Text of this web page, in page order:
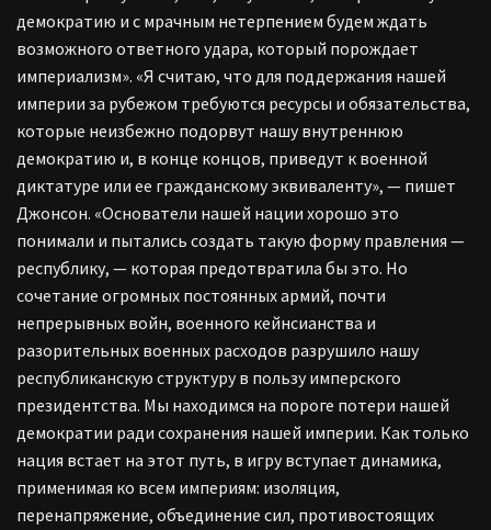
демократию и с мрачным нетерпением будем ждать
возможного ответного удара, который порождает
империализм». «Я считаю, что для поддержания нашей
империи за рубежом требуются ресурсы и обязательства,
которые неизбежно подорвут нашу внутреннюю
демократию и, в конце концов, приведут к военной
диктатуре или ее гражданскому эквиваленту», — пишет
Джонсон. «Основатели нашей нации хорошо это
понимали и пытались создать такую форму правления —
республику, — которая предотвратила бы это. Но
сочетание огромных постоянных армий, почти
непрерывных войн, военного кейнсианства и
разорительных военных расходов разрушило нашу
республиканскую структуру в пользу имперского
президентства. Мы находимся на пороге потери нашей
демократии ради сохранения нашей империи. Как только
нация встает на этот путь, в игру вступает динамика,
применимая ко всем империям: изоляция,
перенапряжение, объединение сил, противостоящих